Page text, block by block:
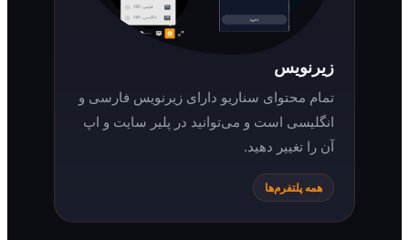
تمام محتوای سناریو دارای زیرنویس فارسی و
انگلیسی است و می‌توانید در پلیر سایت و اپ
آن را تغییر دهید.
همه پلتفرم‌ها